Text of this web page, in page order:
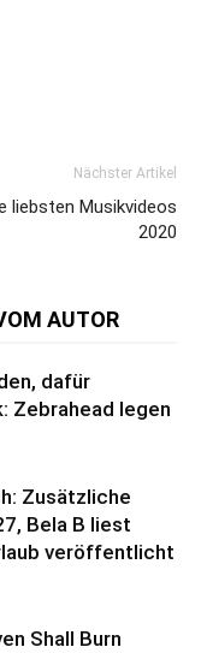
Nächster Artikel
liebsten Musikvideos
2020
AUTOR
dafür
Zebrahead legen
Zusätzliche
Bela B liest
veröffentlicht
Shall Burn